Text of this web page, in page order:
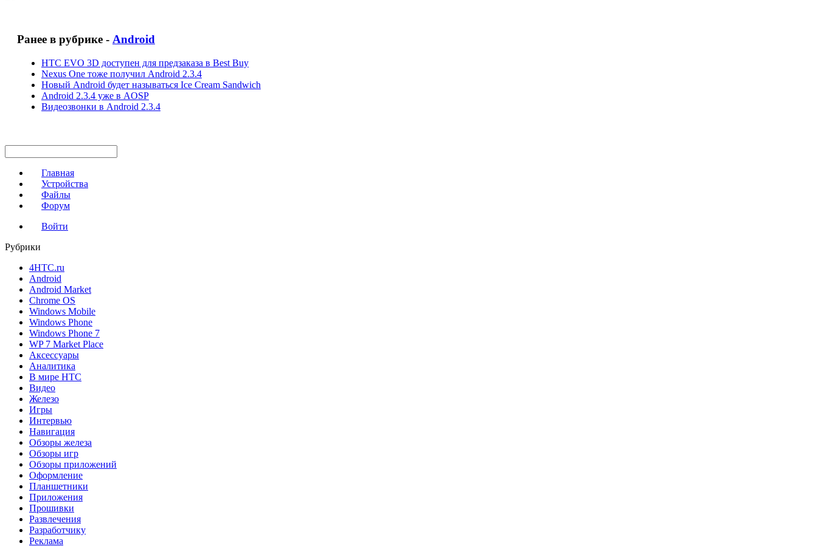
Ранее в рубрике - Android
HTC EVO 3D доступен для предзаказа в Best Buy
Nexus One тоже получил Android 2.3.4
Новый Android будет называться Ice Cream Sandwich
Android 2.3.4 уже в AOSP
Видеозвонки в Android 2.3.4
Главная
Устройства
Файлы
Форум
Войти
Рубрики
4HTC.ru
Android
Android Market
Chrome OS
Windows Mobile
Windows Phone
Windows Phone 7
WP 7 Market Place
Аксессуары
Аналитика
В мире HTC
Видео
Железо
Игры
Интервью
Навигация
Обзоры железа
Обзоры игр
Обзоры приложений
Оформление
Планшетники
Приложения
Прошивки
Развлечения
Разработчику
Реклама